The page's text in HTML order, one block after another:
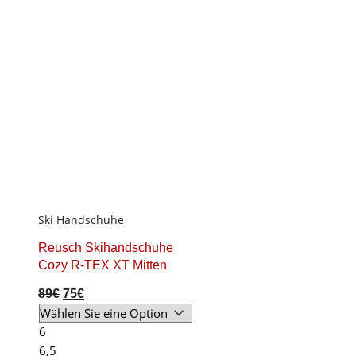
Ski Handschuhe
Reusch Skihandschuhe
Cozy R-TEX XT Mitten
89€ Original
price
was:
75€Current
price
is:
6
6,5